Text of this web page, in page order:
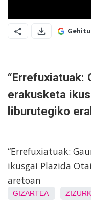
“Errefuxiatuak:
erakusketa
liburutegiko
“Errefuxiatuak:
ikusgai Plazida
aretoan
GIZARTEA